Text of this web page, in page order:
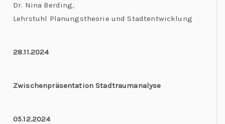
Dr. Nina Berding,
Lehrstuhl Planungstheorie und Stadtentwicklung
28.11.2024
Zwischenpräsentation Stadtraumanalyse
05.12.2024